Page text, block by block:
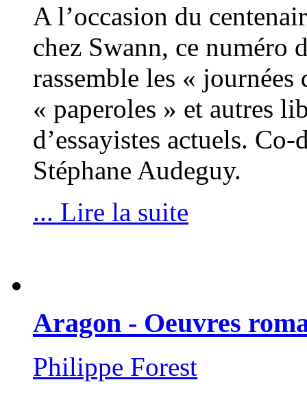
A l’occasion du
chez Swann, ce numéro
rassemble les «
« paperoles » et autres
d’essayistes actuels.
Stéphane Audeguy.
... Lire la suite
Aragon - Oeuvres
Philippe Forest